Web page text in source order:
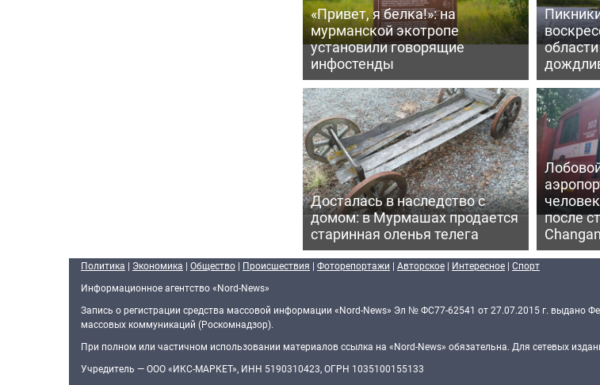
«Привет, я белка!»: на
мурманской экотропе
установили говорящие
инфостенды
Досталась в наследство с
домом: в Мурмашах продается
старинная оленья телега
после
Changan
Политика | Экономика | Общество | Происшествия | Фоторепортажи | Авторское | Интересное | Спорт
Информационное агентство «Nord-News»
Запись о регистрации средства массовой информации «Nord-News» Эл № ФС77-62541 от 27.07.2015 г. выдано
массовых коммуникаций (Роскомнадзор).
При полном или частичном использовании материалов ссылка на «Nord-News» обязательна. Для сетевых
Учредитель — ООО «ИКС-МАРКЕТ», ИНН 5190310423, ОГРН 1035100155133